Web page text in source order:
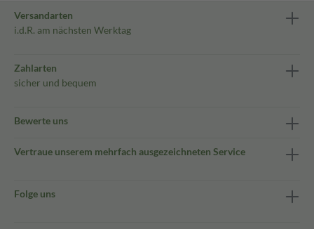
Versandarten
i.d.R. am nächsten Werktag
Zahlarten
sicher und bequem
Bewerte uns
Vertraue unserem mehrfach ausgezeichneten Service
Folge uns